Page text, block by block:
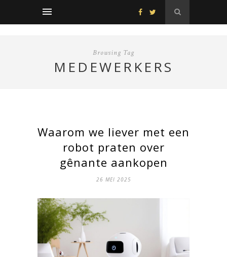
Browsing Tag
MEDEWERKERS
Waarom we liever met een
robot praten over
gênante aankopen
26 MEI 2025